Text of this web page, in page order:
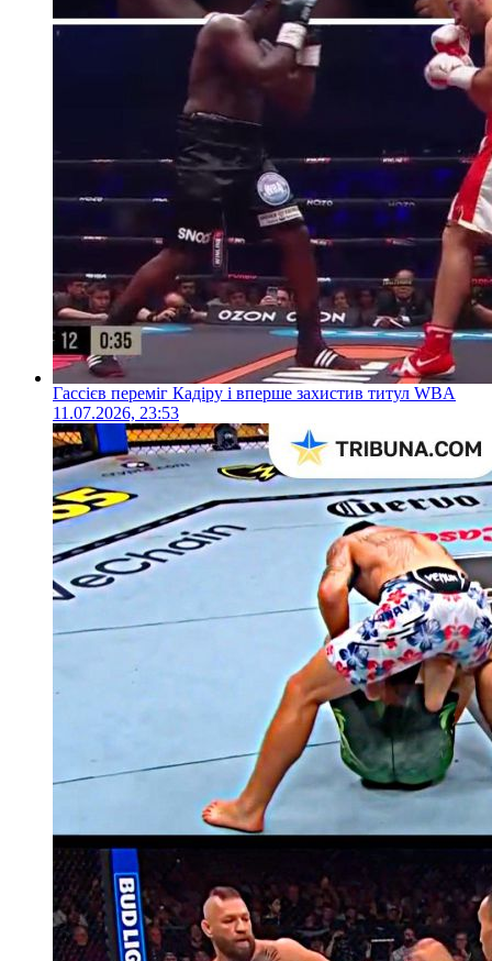
Гассієв переміг Кадіру і вперше захистив титул WBA
11.07.2026, 23:53